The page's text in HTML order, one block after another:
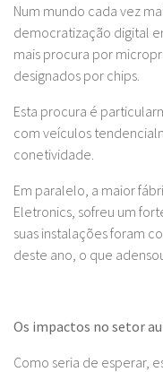
Num mundo cada vez
democratização digital
mais procura por
designados por chips.
Esta procura é
com veículos
conetividade.
Em paralelo, a maior
Eletronics, sofreu um
suas instalações foram
deste ano, o que
Os impactos no setor
Como seria de esperar,